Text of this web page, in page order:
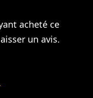
acheté ce
un avis.